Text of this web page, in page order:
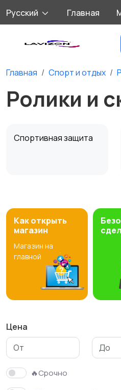
Русский Главная
Главная Спорт и отдых
Ролики и
Спортивная защита
Тренажеры и фитнес
Как открыть
магазин
Магазин на
главной
Цена
🔥Срочно